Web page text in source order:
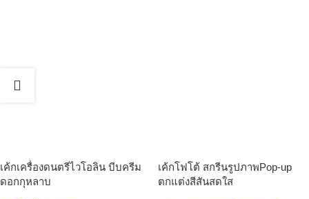
เค้กเครื่องดนตรีไวโอลิน บีบครีม
ดอกกุหลาบ
เค้กโฟโต้ สกรีนรูปภาพPop-up
ตกแต่งสีสันสดใส